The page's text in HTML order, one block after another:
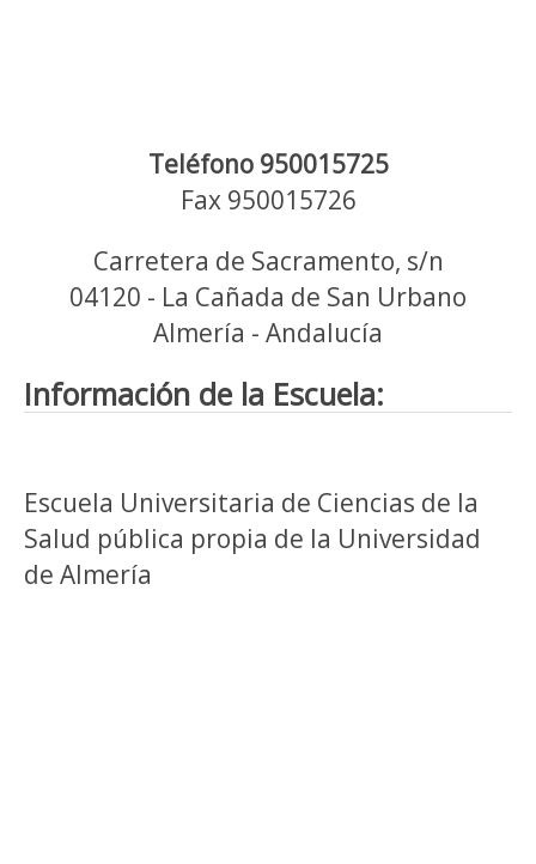
Teléfono 950015725
Fax 950015726
Carretera de Sacramento, s/n
04120 - La Cañada de San Urbano
Almería - Andalucía
Información de la Escuela:
Escuela Universitaria de Ciencias de la
Salud pública propia de la Universidad
de Almería